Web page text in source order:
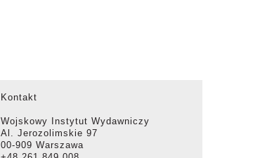
Kontakt
Wojskowy Instytut Wydawniczy
Al. Jerozolimskie 97
00-909 Warszawa